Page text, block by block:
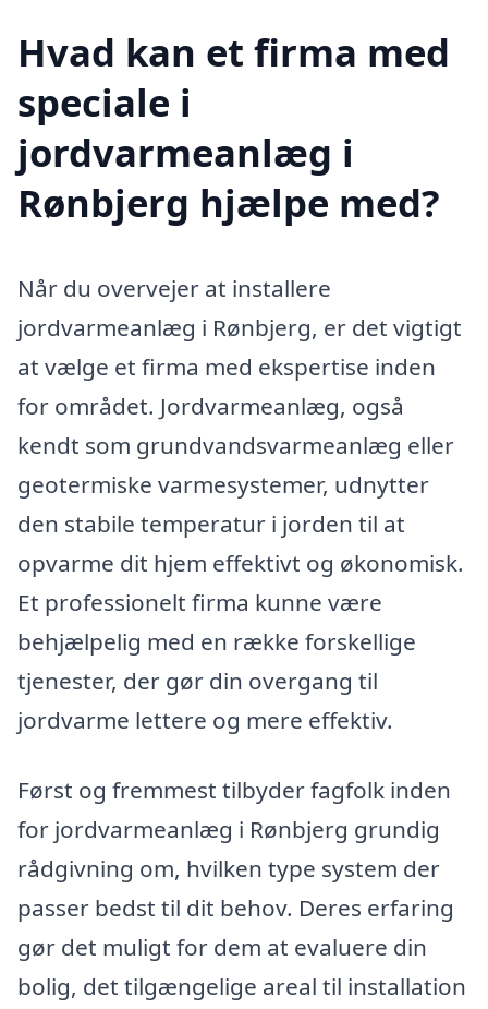
Hvad kan et firma med
speciale i
jordvarmeanlæg i
Rønbjerg hjælpe med?
Når du overvejer at installere
jordvarmeanlæg i Rønbjerg, er det vigtigt
at vælge et firma med ekspertise inden
for området. Jordvarmeanlæg, også
kendt som grundvandsvarmeanlæg eller
geotermiske varmesystemer, udnytter
den stabile temperatur i jorden til at
opvarme dit hjem effektivt og økonomisk.
Et professionelt firma kunne være
behjælpelig med en række forskellige
tjenester, der gør din overgang til
jordvarme lettere og mere effektiv.
Først og fremmest tilbyder fagfolk inden
for jordvarmeanlæg i Rønbjerg grundig
rådgivning om, hvilken type system der
passer bedst til dit behov. Deres erfaring
gør det muligt for dem at evaluere din
bolig, det tilgængelige areal til installation